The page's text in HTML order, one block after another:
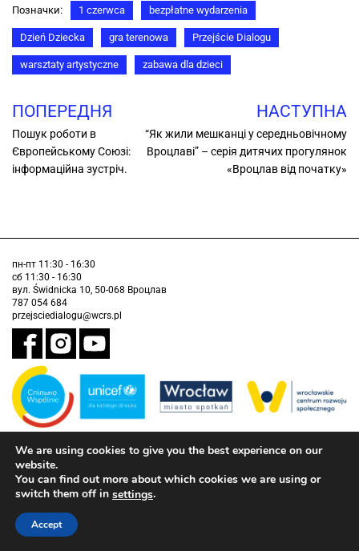
Позначки: 1 czerwca bezpłatne wydarzenia
Dzień Dziecka gra terenowa Przejście Dialogu
warsztaty artystyczne zabawa dla dzieci
ПОПЕРЕДНЯ
Пошук роботи в
Європейському Союзі:
інформаційна зустріч.
НАСТУПНА
“Як жили мешканці у середньовічному
Вроцлаві” – cерiя дитячих прогулянок
«Вроцлав від початку»
пн-пт 11:30 - 16:30
сб 11:30 - 16:30
вул. Świdnicka 10, 50-068 Вроцлав
787 054 684
przejsciedialogu@wcrs.pl
Завдання виконується муніципалітетом Вроцлава у партнерстві з
Дитячим фондом ООН (ЮНІСЕФ).
інформація про доступність
We are using cookies to give you the best experience on our
website.
You can find out more about which cookies we are using or
switch them off in settings.
Accept